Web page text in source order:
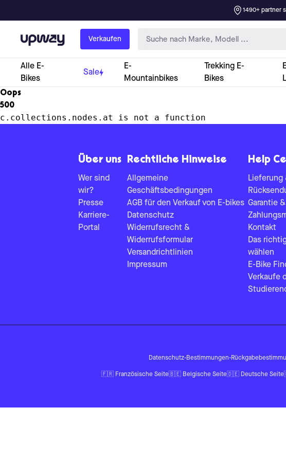
1490+ partner
Upway Verkaufen
Alle E-
Bikes
Sale
E-
Mountainbikes
Trekking E-
Bikes
Oops
500
c.collections.nodes.at is not a function
Über uns
Wer sind
wir?
Presse
Karriere-
Portal
Rechtliche Hinweise
Allgemeine
Geschäftsbedingungen
AGB für den Verkauf von E-bikes
Datenschutz
Widerrufsrecht &
Widerrufsformular
Versandrichtlinien
Impressum
Help
Lieferung
Garantie
Kontakt
Das
wählen
E-Bike
Verkaufe
Datenschutz-Bestimmungen-
🇫🇷 Französische Seite🇧🇪 Belgische Seite🇩🇪 Deutsche Seite